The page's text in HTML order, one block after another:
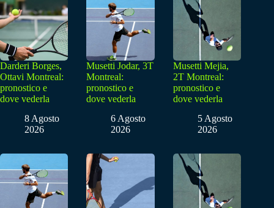
Darderi Borges,
Ottavi Montreal:
pronostico e
dove vederla
8 Agosto
2026
Musetti Jodar, 3T
Montreal:
pronostico e
dove vederla
6 Agosto
2026
Musetti Mejia,
2T Montreal:
pronostico e
dove vederla
5 Agosto
2026